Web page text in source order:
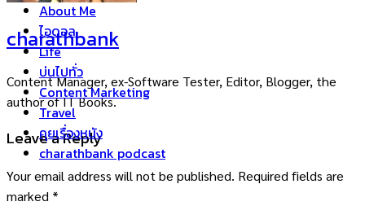
About Me
ไอดอล
Life
บ่นไปทั่ว
Content Marketing
Travel
คุยเรื่องหนัง
charathbank podcast
charathbank
Content Manager, ex-Software Tester, Editor, Blogger, the
author of IT Books.
Leave a Reply
Your email address will not be published. Required fields are
marked *